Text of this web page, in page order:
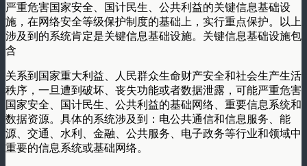
严重危害国家安全、国计民生、公共利益的关键信息基础设
施，在网络安全等级保护制度的基础上，实行重点保护。以上
涉及到的系统肯定是关键信息基础设施。关键信息基础设施包
含
关系到国家重大利益、人民群众生命财产安全和社会生产生活
秩序，一旦遭到破坏、丧失功能或者数据泄露，可能严重危害
国家安全、国计民生、公共利益的基础网络、重要信息系统和
数据资源。具体的系统涉及到：电公共通信和信息服务、能
源、交通、水利、金融、公共服务、电子政务等行业和领域中
重要的信息系统或基础网络。